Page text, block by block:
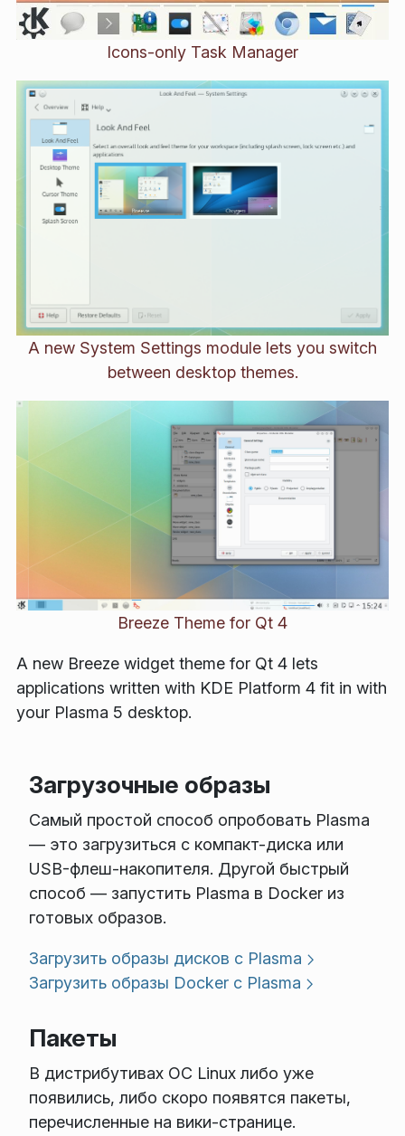
Icons-only Task Manager
A new System Settings module lets you switch
between desktop themes.
Breeze Theme for Qt 4
A new Breeze widget theme for Qt 4 lets
applications written with KDE Platform 4 fit in with
your Plasma 5 desktop.
Загрузочные образы
Самый простой способ опробовать Plasma
— это загрузиться с компакт-диска или
USB-флеш-накопителя. Другой быстрый
способ — запустить Plasma в Docker из
готовых образов.
Загрузить образы дисков с Plasma
Загрузить образы Docker с Plasma
Пакеты
В дистрибутивах ОС Linux либо уже
появились, либо скоро появятся пакеты,
перечисленные на вики-странице.